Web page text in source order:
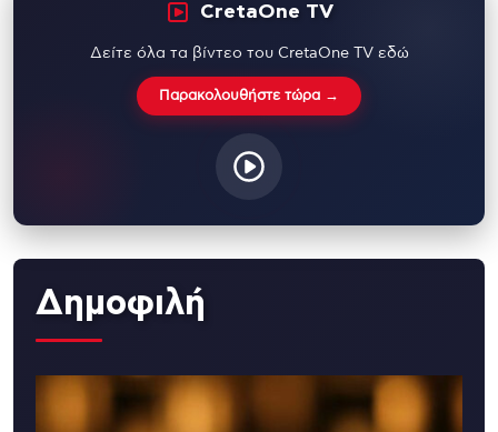
CretaOne TV
Δείτε όλα τα βίντεο του CretaOne TV εδώ
Παρακολουθήστε τώρα →
Δημοφιλή